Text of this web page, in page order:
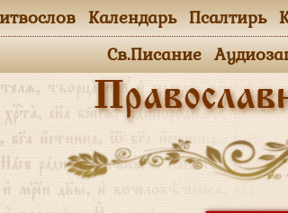
Календарь Псалтирь
Св.Писание